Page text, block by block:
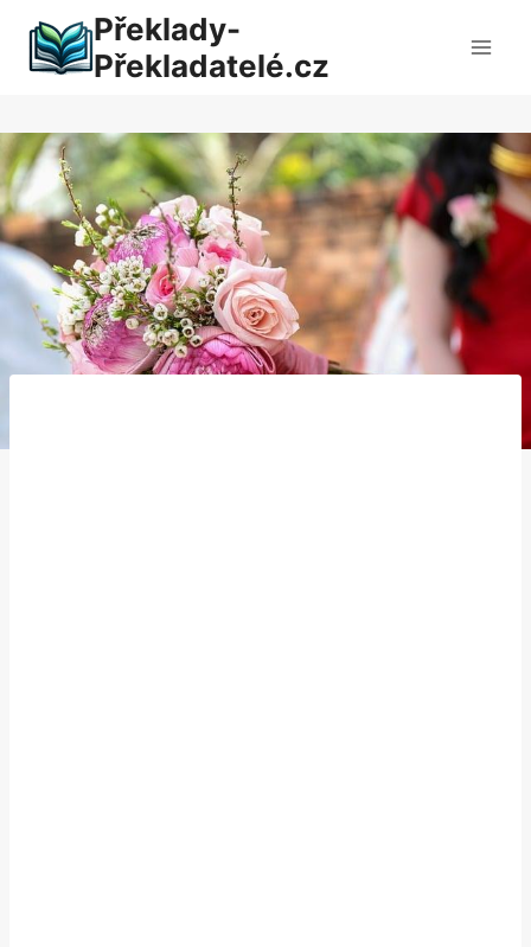
obsah
Překlady-
Překladatelé.cz